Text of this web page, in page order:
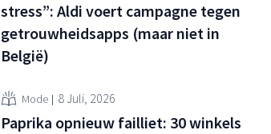
stress”: Aldi voert campagne tegen
getrouwheidsapps (maar niet in
België)
Mode 8 Juli, 2026
Paprika opnieuw failliet: 30 winkels